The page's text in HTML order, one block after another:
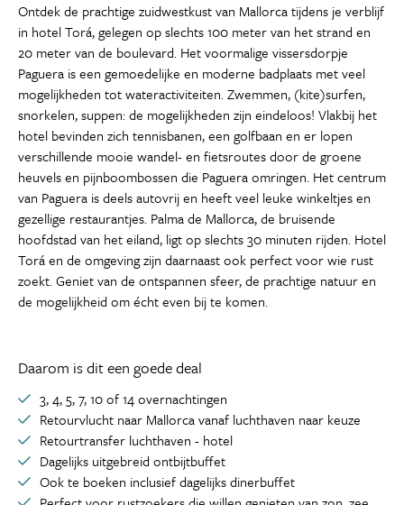
Ontdek de prachtige zuidwestkust van Mallorca tijdens je verblijf
in hotel Torá, gelegen op slechts 100 meter van het strand en
20 meter van de boulevard. Het voormalige vissersdorpje
Paguera is een gemoedelijke en moderne badplaats met veel
mogelijkheden tot wateractiviteiten. Zwemmen, (kite)surfen,
snorkelen, suppen: de mogelijkheden zijn eindeloos! Vlakbij het
hotel bevinden zich tennisbanen, een golfbaan en er lopen
verschillende mooie wandel- en fietsroutes door de groene
heuvels en pijnboombossen die Paguera omringen. Het centrum
van Paguera is deels autovrij en heeft veel leuke winkeltjes en
gezellige restaurantjes. Palma de Mallorca, de bruisende
hoofdstad van het eiland, ligt op slechts 30 minuten rijden. Hotel
Torá en de omgeving zijn daarnaast ook perfect voor wie rust
zoekt. Geniet van de ontspannen sfeer, de prachtige natuur en
de mogelijkheid om écht even bij te komen.
Daarom is dit een goede deal
3, 4, 5, 7, 10 of 14 overnachtingen
Retourvlucht naar Mallorca vanaf luchthaven naar keuze
Retourtransfer luchthaven - hotel
Dagelijks uitgebreid ontbijtbuffet
Ook te boeken inclusief dagelijks dinerbuffet